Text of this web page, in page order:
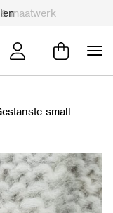
small